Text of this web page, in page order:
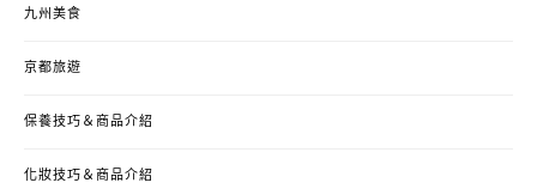
九州美食
京都旅遊
保養技巧＆商品介紹
化妝技巧＆商品介紹